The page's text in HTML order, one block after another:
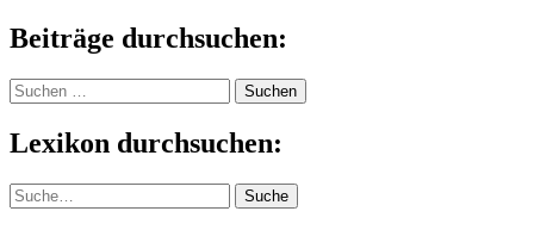
Beiträge durchsuchen:
Suchen
nach:
Lexikon durchsuchen:
Suche Suche